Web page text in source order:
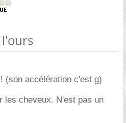
l'ours
(son accélération c'est g)
les cheveux. N'est pas un